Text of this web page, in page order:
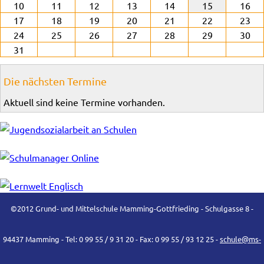
10
11 12 13 14 15
16
17
18 19 20 21 22
23
24
25 26 27 28 29
30
31
Die nächsten Termine
Aktuell sind keine Termine vorhanden.
©2012 Grund- und Mittelschule Mamming-Gottfrieding - Schulgasse 8 -
94437 Mamming - Tel: 0 99 55 / 9 31 20 - Fax: 0 99 55 / 93 12 25 -schule@ms-